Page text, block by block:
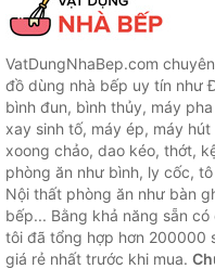
VatDungNhaBep.com
đồ dùng nhà bếp uy tín như
bình đun, bình thủy, máy
xay sinh tố, máy ép, máy
xoong chảo, dao kéo, thớt,
phòng ăn như bình, ly cốc,
Nội thất phòng ăn như bàn
bếp... Bằng khả năng sẵn
tôi đã tổng hợp hơn 200000
giá rẻ nhất trước khi mua.